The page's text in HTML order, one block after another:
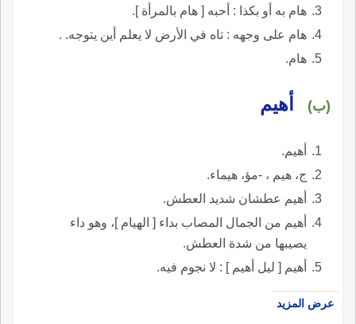
هام به أو بكذا : أحبه [ هام بالمرأة ].
هام على وجهه : تاه في الأرض لا يعلم أين يتوجه. .
هام.
(ب) أهيم
أهيم.
ج، هيم ، -مؤ، هيماء.
أهيم عطشان شديد العطش.
أهيم من الجمال المصاب بداء [ الهيام ]، وهو داء
يصيبها من شدة العطش.
أهيم [ ليل أهيم ] : لا نجوم فيه.
عرض المزيد